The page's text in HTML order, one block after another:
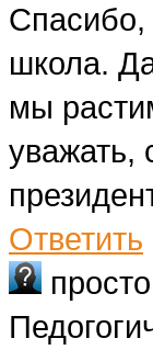
школа.
мы
уважать,
Ответить